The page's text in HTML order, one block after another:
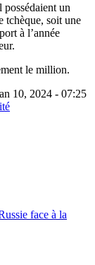
un
tchèque, soit une
à l’année
le million.
10, 2024 - 07:25
face à la